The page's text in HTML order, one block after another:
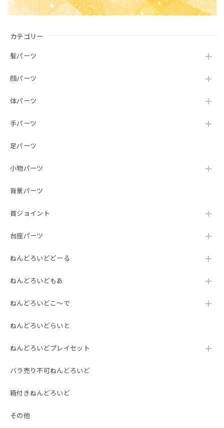
カテゴリー
髪パーツ
顔パーツ
体パーツ
手パーツ
足パーツ
小物パーツ
背景パーツ
首ジョイント
台座パーツ
ねんどろいどどーる
ねんどろいどもあ
ねんどろいどこ～で
ねんどろいどらいと
ねんどろいどプレイセット
バラ売り不可ねんどろいど
箱付きねんどろいど
その他